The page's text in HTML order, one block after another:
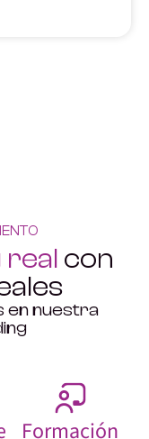
con
en nuestra
Formación